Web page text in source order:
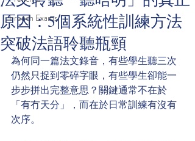
French Exams
原因：5個系統性訓練方法
突破法語聆聽瓶頸
為何同一篇法文錄音，有些學生聽三次
仍然只捉到零碎字眼，有些學生卻能一
步步拼出完整意思？關鍵通常不在於
「有冇天分」，而在於日常訓練有沒有
次序。